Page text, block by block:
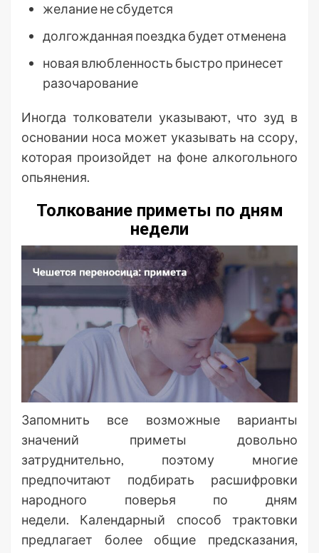
желание не сбудется
долгожданная поездка будет отменена
новая влюбленность быстро принесет
разочарование
Иногда толкователи указывают, что зуд в
основании носа может указывать на ссору,
которая произойдет на фоне алкогольного
опьянения.
Толкование приметы по дням
недели
Запомнить все возможные варианты
значений приметы довольно
затруднительно, поэтому многие
предпочитают подбирать расшифровки
народного поверья по дням
недели. Календарный способ трактовки
предлагает более общие предсказания,